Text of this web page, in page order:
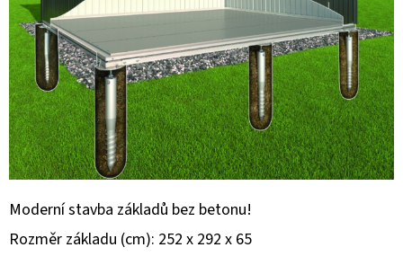
Moderní stavba základů bez betonu!
Rozměr základu (cm): 252 x 292 x 65
T
E
N
A
J
Í
T
?